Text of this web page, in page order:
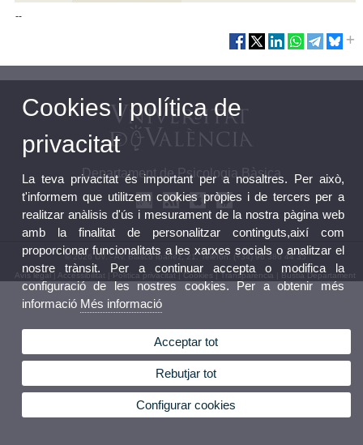
--
Departament de Psicologia Bàsica
© 2026 UV. - Av. Blasco Ibáñez, 21. Telèfon: (+34) 96 386 44 35
Avís legal|Accessibilitat |Política privacitat|Cookies|Transparència Bústia Departament
Cookies i política de
privacitat
La teva privacitat és important per a nosaltres. Per això,
t'informem que utilitzem cookies pròpies i de tercers per a
realitzar anàlisis d'ús i mesurament de la nostra pàgina web
amb la finalitat de personalitzar continguts,així com
proporcionar funcionalitats a les xarxes socials o analitzar el
nostre trànsit. Per a continuar accepta o modifica la
configuració de les nostres cookies. Per a obtenir més
informació Més informació
Acceptar tot
Rebutjar tot
Configurar cookies